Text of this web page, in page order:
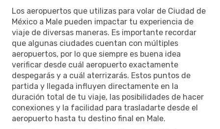
Los aeropuertos que utilizas para volar de Ciudad de
México a Male pueden impactar tu experiencia de
viaje de diversas maneras. Es importante recordar
que algunas ciudades cuentan con múltiples
aeropuertos, por lo que siempre es buena idea
verificar desde cuál aeropuerto exactamente
despegarás y a cuál aterrizarás. Estos puntos de
partida y llegada influyen directamente en la
duración total de tu viaje, las posibilidades de hacer
conexiones y la facilidad para trasladarte desde el
aeropuerto hasta tu destino final en Male.